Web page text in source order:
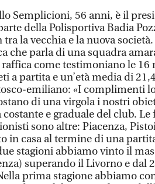
Semplicioni, 56 anni, è il
della Polisportiva Badia
tra la vecchia e la nuova
che parla di una squadra
raffica come testimoniano le
a partita e un’età media di
emiliano: «I complimenti
di una virgola i nostri
costante e graduale del club.
sono altre: Piacenza,
in casa al termine di una
stagioni abbiamo vinto il
superando il Livorno e dal
prima stagione abbiamo